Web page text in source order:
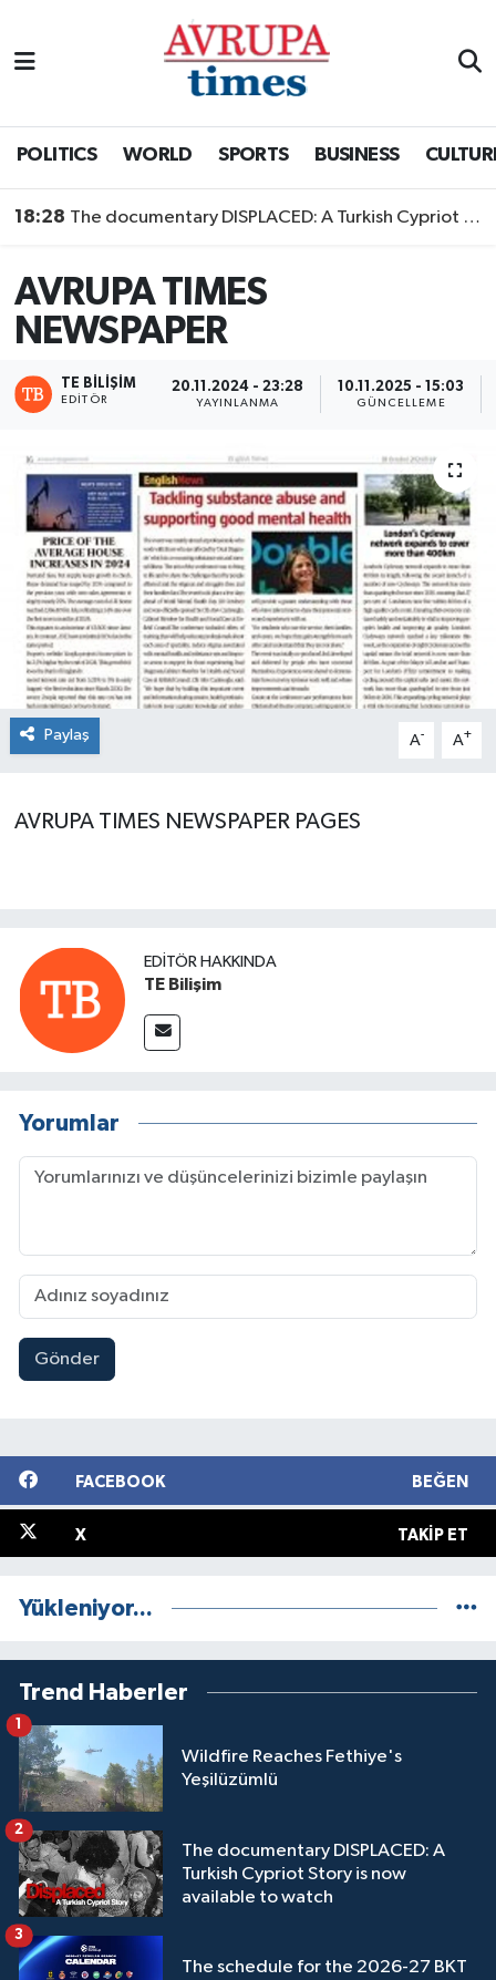
POLITICS WORLD SPORTS BUSINESS
18:28 The documentary DISPLACED: A Turkish Cypriot Story is now available to watch
AVRUPA TIMES
NEWSPAPER
TE BILIŞIM
EDITÖR
20.11.2024 - 23:28
YAYINLANMA
10.11.2025 - 15:03
GÜNCELLEME
Paylaş A- A+
AVRUPA TIMES NEWSPAPER PAGES
EDITÖR HAKKINDA
TE Bilişim
Yorumlar
Gönder
FACEBOOK BEĞEN
X TAKIP ET
Yükleniyor...
Trend Haberler
Wildfire Reaches Fethiye's
Yeşilüzümlü
1
The documentary DISPLACED: A
Turkish Cypriot Story is now
available to watch
2
The schedule for the 2026-27 BKT
3
Nöbetçi Eczaneler
Süper Lig Puan Durumu ve Fikstür
Haber Arşivi